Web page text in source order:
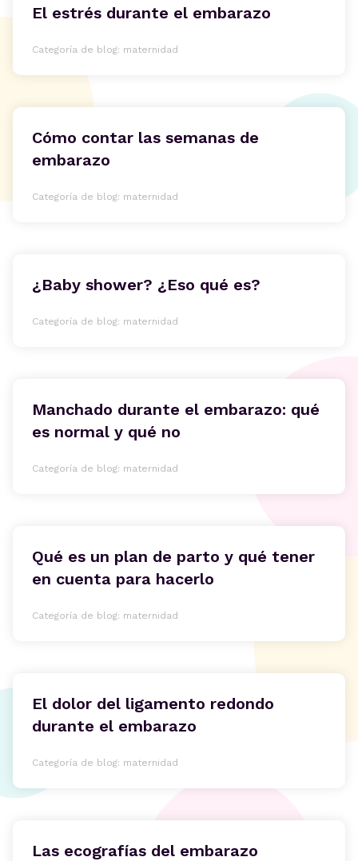
El estrés durante el embarazo
Categoría de blog: maternidad
Cómo contar las semanas de
embarazo
Categoría de blog: maternidad
¿Baby shower? ¿Eso qué es?
Categoría de blog: maternidad
Manchado durante el embarazo: qué
es normal y qué no
Categoría de blog: maternidad
Qué es un plan de parto y qué tener
en cuenta para hacerlo
Categoría de blog: maternidad
El dolor del ligamento redondo
durante el embarazo
Categoría de blog: maternidad
Las ecografías del embarazo